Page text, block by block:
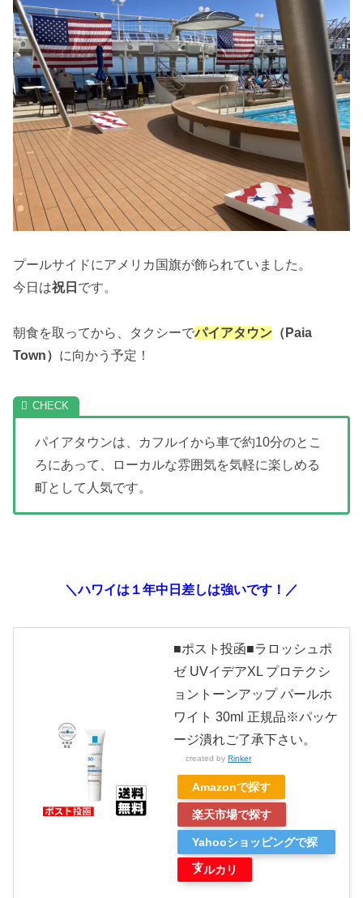
プールサイドにアメリカ国旗が飾られていました。
今日は祝日 です。
朝食を取ってから、タクシーでパイアタウン （Paia
Town） に向かう予定！
パイアタウンは、カフルイから車で約10分のとこ
ろにあって、ローカルな雰囲気を気軽に楽しめる
町として人気です。
＼ハワイは１年中日差しは強いです！／
■ポスト投函■ラロッシュポ
ゼ UVイデアXL プロテクシ
ョントーンアップ パールホ
ワイト 30ml 正規品※パッケ
ージ潰れご了承下さい。
created by Rinker
Amazonで探す
楽天市場で探す
Yahooショッピングで探
す
メルカリ